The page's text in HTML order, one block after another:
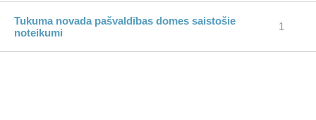
Tukuma novada pašvaldības domes saistošie
noteikumi
1